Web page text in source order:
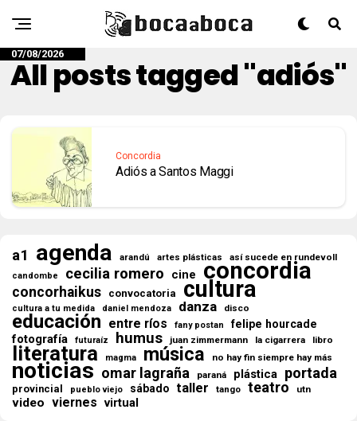
07/08/2026
All posts tagged "adiós"
Concordia
Adiós a Santos Maggi
a1 agenda arandú artes plásticas así sucede en rundevoll
candombe cecilia romero cine concordia
concorhaikus convocatoria cultura
cultura a tu medida daniel mendoza danza disco
educación entre ríos fany postan felipe hourcade
fotografía futuraíz humus juan zimmermann la cigarrera libro
literatura magma música no hay fin siempre hay más
noticias omar lagraña paraná plástica portada
provincial pueblo viejo sábado taller tango teatro utn
video viernes virtual